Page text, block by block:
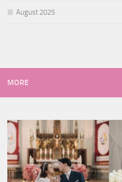
August 2025
MORE